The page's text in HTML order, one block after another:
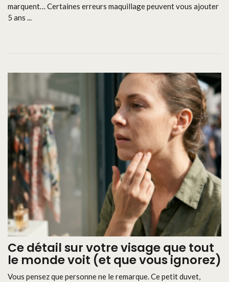
marquent… Certaines erreurs maquillage peuvent vous ajouter
5 ans ...
Ce détail sur votre visage que tout
le monde voit (et que vous ignorez)
Vous pensez que personne ne le remarque. Ce petit duvet,